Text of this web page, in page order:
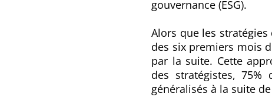
gouvernance (ESG).
Alors que les
des six premiers mois
par la suite. Cette
des stratégistes, 75%
généralisés à la suite